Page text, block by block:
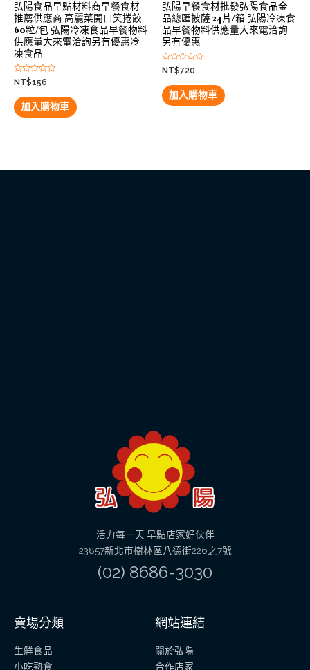
弘陽食品早點材料商早餐食材
推薦供應商 高麗菜開口笑捲餃
60粒/包 弘陽冷凍食品早餐物料
供應量大來電洽詢另有優惠冷
凍食品
評
分
滿
分
5
NT$156
加入購物車
弘陽早餐食材批發弘陽食品金
品總匯披薩 24片/箱 弘陽冷凍食
品早餐物料供應量大來電洽詢
另有優惠
評
分
滿
分
5
NT$720
加入購物車
活力每一天 早點店家好伙伴
23857新北市樹林區八德街226之7號
(02) 8686-3030
賣場分類
生鮮食品
小吃熟食
網站連結
關於弘陽
合作店家